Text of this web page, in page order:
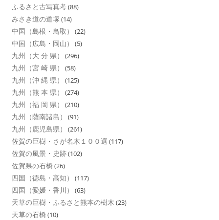
ふるさと古写真考(88)
みさき道の道塚 (14)
中国（島根・鳥取） (22)
中国（広島・岡山） (5)
九州（大 分 県） (296)
九州（宮 崎 県） (58)
九州（沖 縄 県） (125)
九州（熊 本 県） (274)
九州（福 岡 県） (210)
九州（薩南諸島） (91)
九州（鹿児島県） (261)
佐賀の巨樹・さが名木１００選 (117)
佐賀の風景・史跡(102)
佐賀県の石橋 (26)
四国（徳島・高知） (117)
四国（愛媛・香川） (63)
天草の巨樹・ふるさと熊本の樹木 (23)
天草の石橋 (10)